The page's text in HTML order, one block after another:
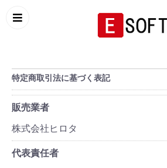
特定商取引法に基づく表記
販売業者
株式会社ヒロタ
代表責任者